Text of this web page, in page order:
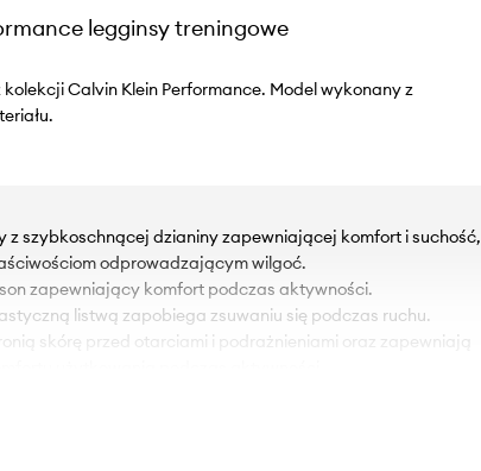
legginsy treningowe
Calvin Klein Performance. Model wykonany z
z szybkoschnącej dzianiny zapewniającej komfort i suchość,
odprowadzającym wilgoć.
zapewniający komfort podczas aktywności.
listwą zapobiega zsuwaniu się podczas ruchu.
skórę przed otarciami i podrażnieniami oraz zapewniają